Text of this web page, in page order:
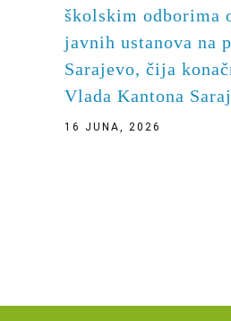
školskim odborima
javnih ustanova na
Sarajevo, čija
Vlada Kantona
16 JUNA, 2026